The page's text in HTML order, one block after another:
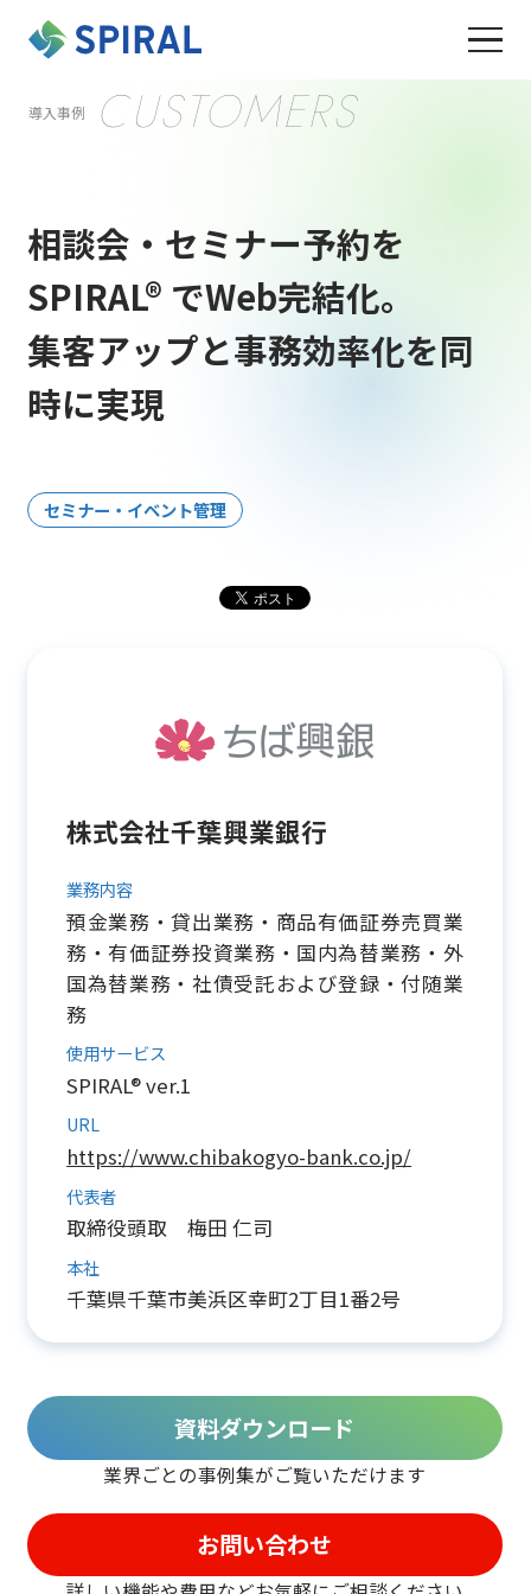
導入事例 CUSTOMERS
相談会・セミナー予約を
SPIRAL® でWeb完結化。
集客アップと事務効率化を同
時に実現
セミナー・イベント管理
株式会社千葉興業銀行
業務内容
預金業務・貸出業務・商品有価証券売買業
務・有価証券投資業務・国内為替業務・外
国為替業務・社債受託および登録・付随業
務
使用サービス
SPIRAL® ver.1
URL
https://www.chibakogyo-bank.co.jp/
代表者
取締役頭取 梅田 仁司
本社
千葉県千葉市美浜区幸町2丁目1番2号
資料ダウンロード
業界ごとの事例集がご覧いただけます
お問い合わせ